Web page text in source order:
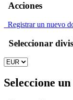
Acciones
Registrar un nuevo
Seleccionar
Seleccione